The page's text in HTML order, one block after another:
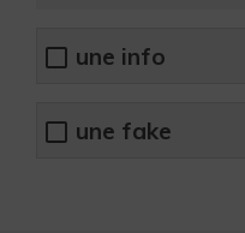
une info
une fake